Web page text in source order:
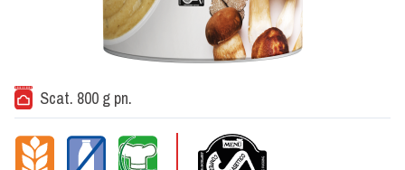
Scat. 800 g pn.